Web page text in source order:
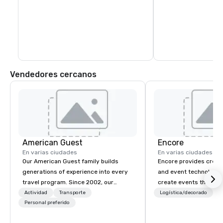
Vendedores cercanos
American Guest
En varias ciudades
Our American Guest family builds
generations of experience into every
travel program. Since 2002, our
mission has been to capture the
imagination of your corporate guests
Actividad
Transporte
Personal preferido
Encore
En varias ciudades
Encore provides
and event technology
create events that
creates memorable
Logística/decorado